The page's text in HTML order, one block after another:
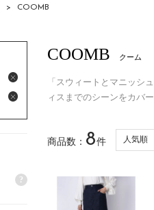
> COOMB
?
COOMB クーム
「スウィートとマニッシ
ィスまでのシーンをカバ
商品数： 8件